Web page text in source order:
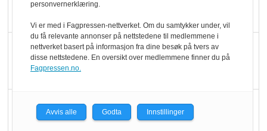
hyller
KI lager mat i butikken
Q passerte 1 milliard i
Rema i 2025
personvernerklæring.
Vi er med i Fagpressen-nettverket. Om du samtykker under, vil
du få relevante annonser på nettstedene til medlemmene i
nettverket basert på informasjon fra dine besøk på tvers av
disse nettstedene. En oversikt over medlemmene finner du på
Fagpressen.no.
Avvis alle Godta Innstillinger